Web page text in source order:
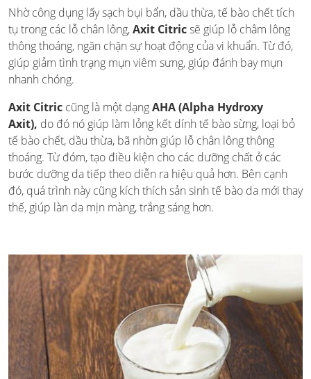
Nhờ công dụng lấy sạch bụi bẩn, dầu thừa, tế bào chết tích
tụ trong các lỗ chân lông,Axit Citricsẽ giúp lỗ châm lông
thông thoáng, ngăn chặn sự hoạt động của vi khuẩn. Từ đó,
giúp giảm tình trạng mụn viêm sưng, giúp đánh bay mụn
nhanh chóng.
Axit Citric cũng là một dạngAHA (Alpha Hydroxy
Axit), do đó nó giúp làm lỏng kết dính tế bào sừng, loại bỏ
tế bào chết, dầu thừa, bã nhờn giúp lỗ chân lông thông
thoáng. Từ đóm, tạo điều kiện cho các dưỡng chất ở các
bước dưỡng da tiếp theo diễn ra hiệu quả hơn. Bên cạnh
đó, quá trình này cũng kích thích sản sinh tế bào da mới thay
thế, giúp làn da mịn màng, trắng sáng hơn.